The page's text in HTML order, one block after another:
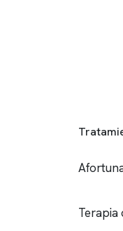
Terapia